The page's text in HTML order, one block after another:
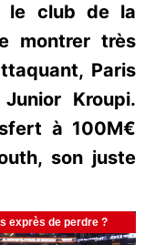
le club de la
montrer très
Paris
Kroupi.
à 100M€
son juste